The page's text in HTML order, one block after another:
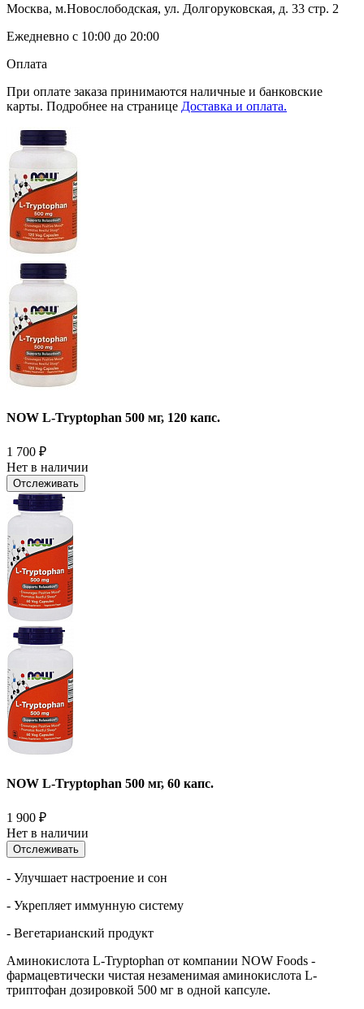
Москва, м.Новослободская, ул. Долгоруковская, д. 33 стр. 2
Ежедневно с 10:00 до 20:00
Оплата
При оплате заказа принимаются наличные и банковские
карты. Подробнее на странице Доставка и оплата.
NOW L-Tryptophan 500 мг, 120 капс.
1 700 ₽
Нет в наличии
Отслеживать
NOW L-Tryptophan 500 мг, 60 капс.
1 900 ₽
Нет в наличии
Отслеживать
- Улучшает настроение и сон
- Укрепляет иммунную систему
- Вегетарианский продукт
Аминокислота L-Tryptophan от компании NOW Foods -
фармацевтически чистая незаменимая аминокислота L-
триптофан дозировкой 500 мг в одной капсуле.